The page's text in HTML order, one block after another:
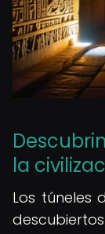
la
Los túneles